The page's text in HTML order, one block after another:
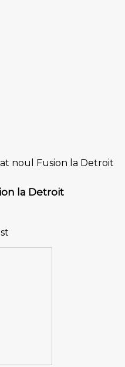
noul Fusion la Detroit
la Detroit